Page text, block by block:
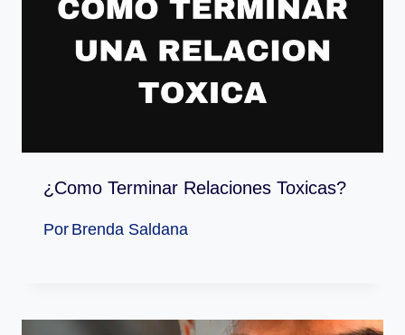
¿Como Terminar Relaciones Toxicas?
Por Brenda Saldana